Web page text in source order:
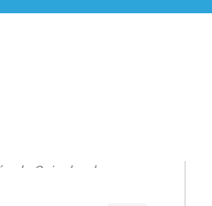
de Caixabank